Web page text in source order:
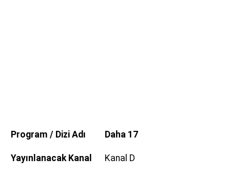
Program / Dizi Adı Daha 17
Yayınlanacak Kanal Kanal D